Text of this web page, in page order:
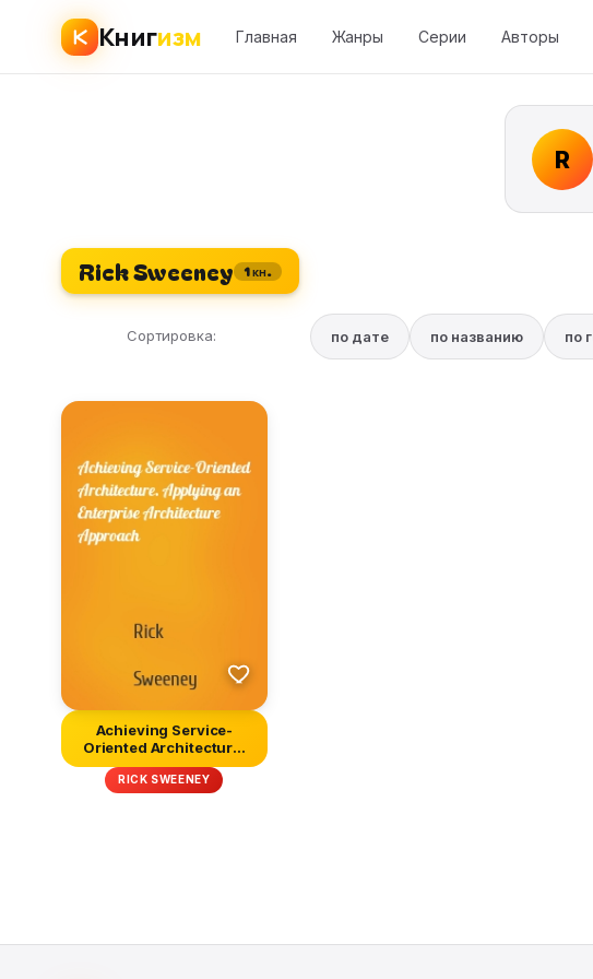
Книгизм Главная Жанры Серии Авторы
R
Rick Sweeney 1 кн.
Сортировка: по дате по названию по
Achieving Service-
Oriented Architecture.
Applying...
RICK SWEENEY